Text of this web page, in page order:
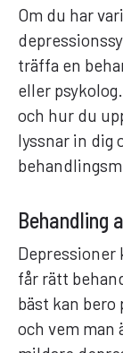
Om du har
träffa en
eller
och hur du
lyssnar in dig
Behandling
Depressioner
får rätt
bäst kan bero
och vem man